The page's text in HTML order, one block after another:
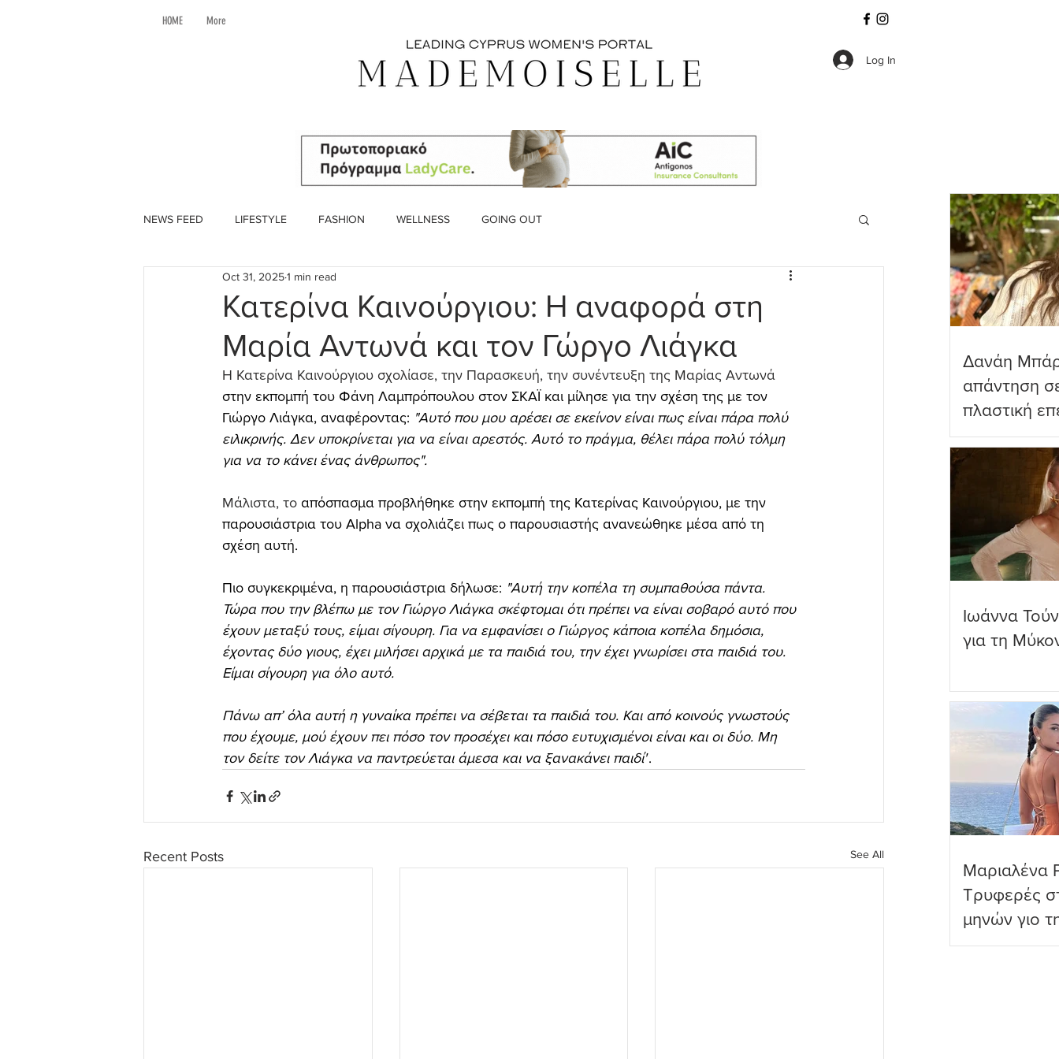
HOME More
Log In
NEWS FEED LIFESTYLE FASHION WELLNESS GOING OUT
Κατερίνα Καινούργιου: Η αναφορά στη
Μαρία Αντωνά και τον Γώργο Λιάγκα
Oct 31, 20251 min read
Η Κατερίνα Καινούργιου σχολίασε, την Παρασκευή, την συνέντευξη της Μαρίας Αντωνά
στην εκπομπή του Φάνη Λαμπρόπουλου στον ΣΚΑΪ και μίλησε για την σχέση της με τον
Γιώργο Λιάγκα, αναφέροντας: "Αυτό που μου αρέσει σε εκείνον είναι πως είναι πάρα πολύ
ειλικρινής. Δεν υποκρίνεται για να είναι αρεστός. Αυτό το πράγμα, θέλει πάρα πολύ τόλμη
για να το κάνει ένας άνθρωπος".
Μάλιστα, το απόσπασμα προβλήθηκε στην εκπομπή της Κατερίνας Καινούργιου, με την
παρουσιάστρια του Alpha να σχολιάζει πως ο παρουσιαστής ανανεώθηκε μέσα από τη
σχέση αυτή.
Πιο συγκεκριμένα, η παρουσιάστρια δήλωσε: "Αυτή την κοπέλα τη συμπαθούσα πάντα.
Τώρα που την βλέπω με τον Γιώργο Λιάγκα σκέφτομαι ότι πρέπει να είναι σοβαρό αυτό που
έχουν μεταξύ τους, είμαι σίγουρη. Για να εμφανίσει ο Γιώργος κάποια κοπέλα δημόσια,
έχοντας δύο γιους, έχει μιλήσει αρχικά με τα παιδιά του, την έχει γνωρίσει στα παιδιά του.
Είμαι σίγουρη για όλο αυτό.
Πάνω απ’ όλα αυτή η γυναίκα πρέπει να σέβεται τα παιδιά του. Και από κοινούς γνωστούς
που έχουμε, μού έχουν πει πόσο τον προσέχει και πόσο ευτυχισμένοι είναι και οι δύο. Μη
τον δείτε τον Λιάγκα να παντρεύεται άμεσα και να ξανακάνει παιδί".
Recent Posts See All
Δανάη
απάντηση
πλαστική
ωραιότερο
Ιωάννα
για τη
Μαριαλένα
Τρυφερές
μηνών γιο